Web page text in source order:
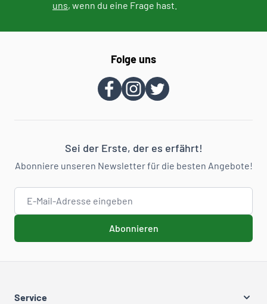
uns, wenn du eine Frage hast.
Folge uns
Sei der Erste, der es erfährt!
Abonniere unseren Newsletter für die besten Angebote!
E-Mail-Adresse
Abonnieren
Service